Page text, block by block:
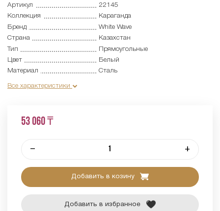
Артикул
22145
Коллекция
Караганда
Бренд
White Wave
Страна
Казахстан
Тип
Прямоугольные
Цвет
Белый
Материал
Сталь
Все характеристики
53 060 ₸
– +
Добавить в козину
Добавить в избранное